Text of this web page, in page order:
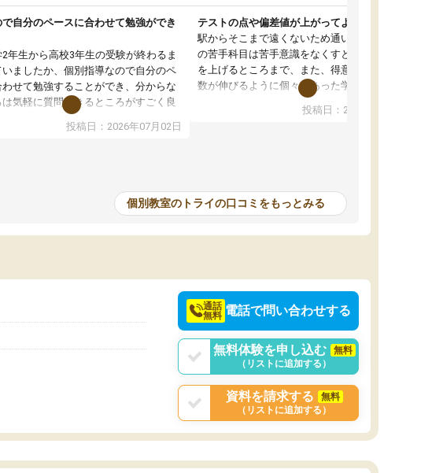
自分のペースに合わせて勉強ができ
年生から高校3年生の受験が終わるま
ましたか、個別指導なので自分のペ
わせて勉強することができ、分からな
は気軽に質問できるところがすごく良
だと思いました。また、教科によって
生にも変えて貰えたので、わかりやす
分の担当の先生だったり、他の先生が
分からないところをすぐに質問できる
投稿日：2026年07月02日
テストの点や偏差値が上がってよかった
駅からそこまで遠くないため通いやすく、自分
の苦手科目は苦手意識をなくすところから成績
を上げるところまで、また、得意科目はより点
数が伸びるように個々にあった学習方法で教え
てくれました。また、個別にやってくれること
でわからないところをすぐに質問することがで
した。
投稿日：2026年06月19日
個別教室のトライの口コミをもっとみる
通話
無料 電話で問い合わせする
無料体験を申し込む
無料
（リストに追加する）
資料を請求する
無料
（リストに追加する）